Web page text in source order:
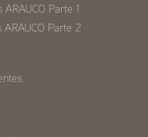
Parte 1
Parte 2